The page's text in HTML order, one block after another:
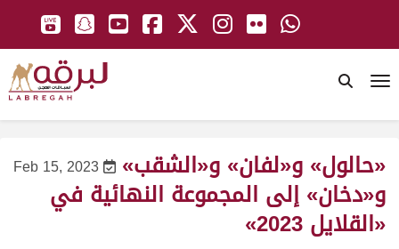
Feb 15, 2023 «حالول» و«لفان» و«الشقب»
و«دخان» إلى المجموعة النهائية في
«القلايل 2023»